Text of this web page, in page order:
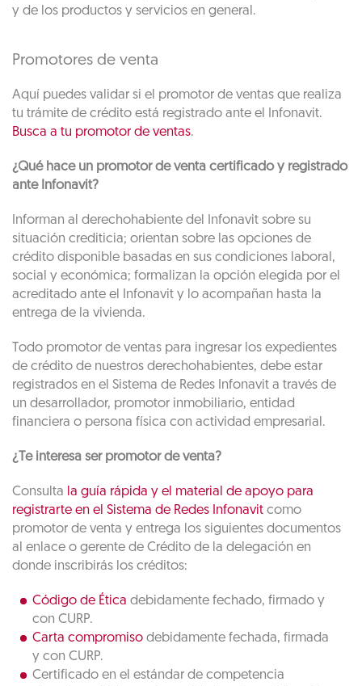
y de los productos y servicios en general.
Promotores de venta
Aquí puedes validar si el promotor de ventas que realiza
tu trámite de crédito está registrado ante el Infonavit.
Busca a tu promotor de ventas.
¿Qué hace un promotor de venta certificado y registrado
ante Infonavit?
Informan al derechohabiente del Infonavit sobre su
situación crediticia; orientan sobre las opciones de
crédito disponible basadas en sus condiciones laboral,
social y económica; formalizan la opción elegida por el
acreditado ante el Infonavit y lo acompañan hasta la
entrega de la vivienda.
Todo promotor de ventas para ingresar los expedientes
de crédito de nuestros derechohabientes, debe estar
registrados en el Sistema de Redes Infonavit a través de
un desarrollador, promotor inmobiliario, entidad
financiera o persona física con actividad empresarial.
¿Te interesa ser promotor de venta?
Consulta la guía rápida y el material de apoyo para
registrarte en el Sistema de Redes Infonavit como
promotor de venta y entrega los siguientes documentos
al enlace o gerente de Crédito de la delegación en
donde inscribirás los créditos:
Código de Ética debidamente fechado, firmado y
con CURP.
Carta compromiso debidamente fechada, firmada
y con CURP.
Certificado en el estándar de competencia